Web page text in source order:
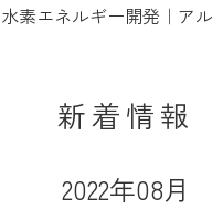
素エネルギー開発｜ア
新着情報
2022年08月